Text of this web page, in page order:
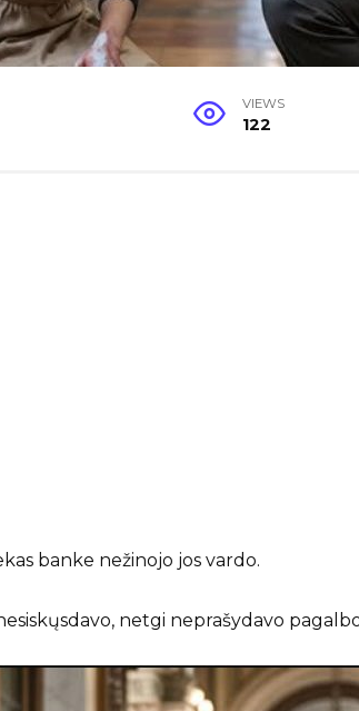
VIEWS
122
banke nežinojo jos vardo.
netgi neprašydavo